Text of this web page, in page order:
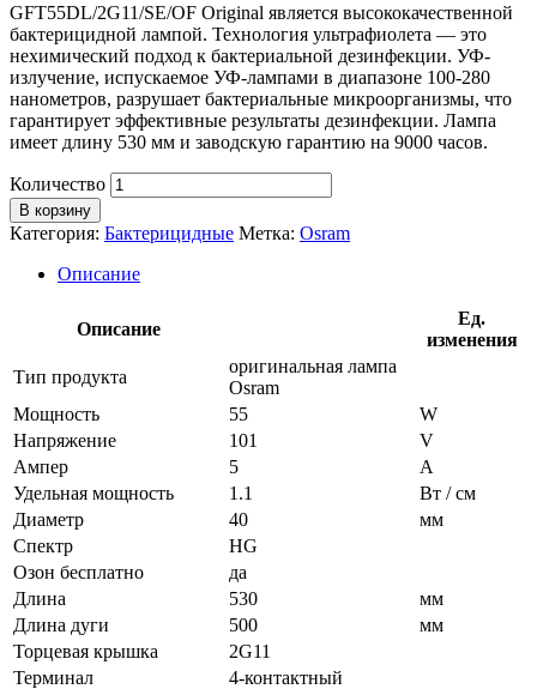
GFT55DL/2G11/SE/OF Original является высококачественной
бактерицидной лампой. Технология ультрафиолета — это
нехимический подход к бактериальной дезинфекции. УФ-
излучение, испускаемое УФ-лампами в диапазоне 100-280
нанометров, разрушает бактериальные микроорганизмы, что
гарантирует эффективные результаты дезинфекции. Лампа
имеет длину 530 мм и заводскую гарантию на 9000 часов.
Количество
В корзину
Категория: Бактерицидные Метка: Osram
Описание
Описание
Ед.
изменения
Тип продукта
оригинальная лампа
Osram
Мощность
55
W
Напряжение
101
V
Ампер
5
A
Удельная мощность
1.1
Вт / см
Диаметр
40
мм
Спектр
HG
Озон бесплатно
да
Длина
530
мм
Длина дуги
500
мм
Торцевая крышка
2G11
Терминал
4-контактный